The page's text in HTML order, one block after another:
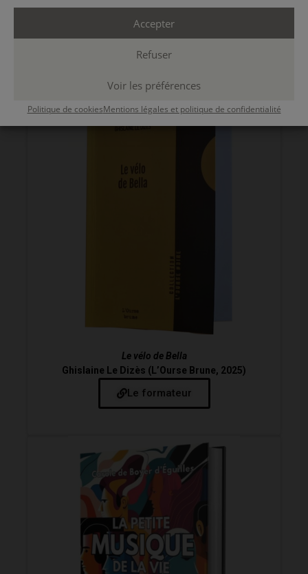
Accepter
Refuser
Voir les préférences
Politique de cookiesMentions légales et politique de confidentialité
L’autrice a suiviÉcrire pour la jeunesse
Prix du livre Corse 2025
La formatrice
Le vélo de Bella
Ghislaine Le Dizès (L’Ourse Brune, 2025)
Le formateur